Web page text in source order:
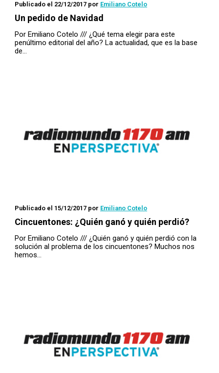
Publicado el 22/12/2017 por Emiliano Cotelo
Un pedido de Navidad
Por Emiliano Cotelo /// ¿Qué tema elegir para este
penúltimo editorial del año? La actualidad, que es la base
de…
Publicado el 15/12/2017 por Emiliano Cotelo
Cincuentones: ¿Quién ganó y quién perdió?
Por Emiliano Cotelo /// ¿Quién ganó y quién perdió con la
solución al problema de los cincuentones? Muchos nos
hemos…